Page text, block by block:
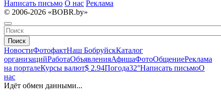
Написать письмо О нас Реклама
© 2006-2026 «BOBR.by»
Поиск
НовостиФотофактНаш БобруйскКаталог
организацийРаботаОбъявленияАфишаФотоОбщениеРеклама
на порталеКурсы валют$ 2.94Погода32°Написать письмоО
нас
Идёт обмен данными...